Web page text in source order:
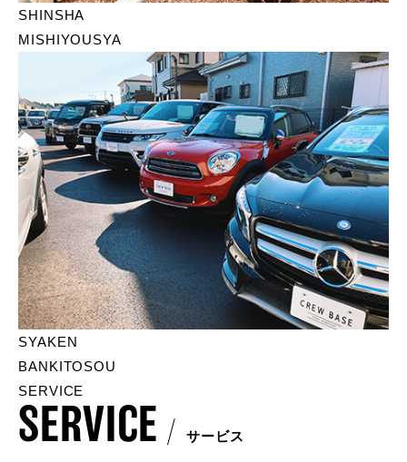
SHINSHA
MISHIYOUSYA
SYAKEN
BANKITOSOU
SERVICE
SERVICE サービス